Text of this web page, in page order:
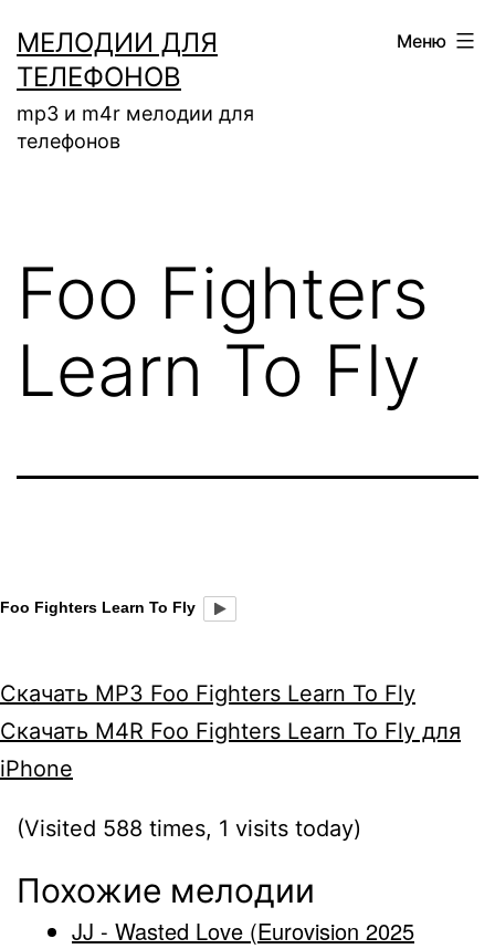
содержимому
МЕЛОДИИ ДЛЯ
ТЕЛЕФОНОВ
mp3 и m4r мелодии для
телефонов
Меню
Foo Fighters
Learn To Fly
Foo Fighters Learn To Fly
Скачать MP3 Foo Fighters Learn To Fly
Скачать M4R Foo Fighters Learn To Fly для
iPhone
(Visited 588 times, 1 visits today)
Похожие мелодии
JJ - Wasted Love (Eurovision 2025